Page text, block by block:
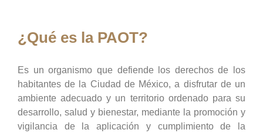
¿Qué es la PAOT?
Es un organismo que defiende los derechos de los
habitantes de la Ciudad de México, a disfrutar de un
ambiente adecuado y un territorio ordenado para su
desarrollo, salud y bienestar, mediante la promoción y
vigilancia de la aplicación y cumplimiento de la